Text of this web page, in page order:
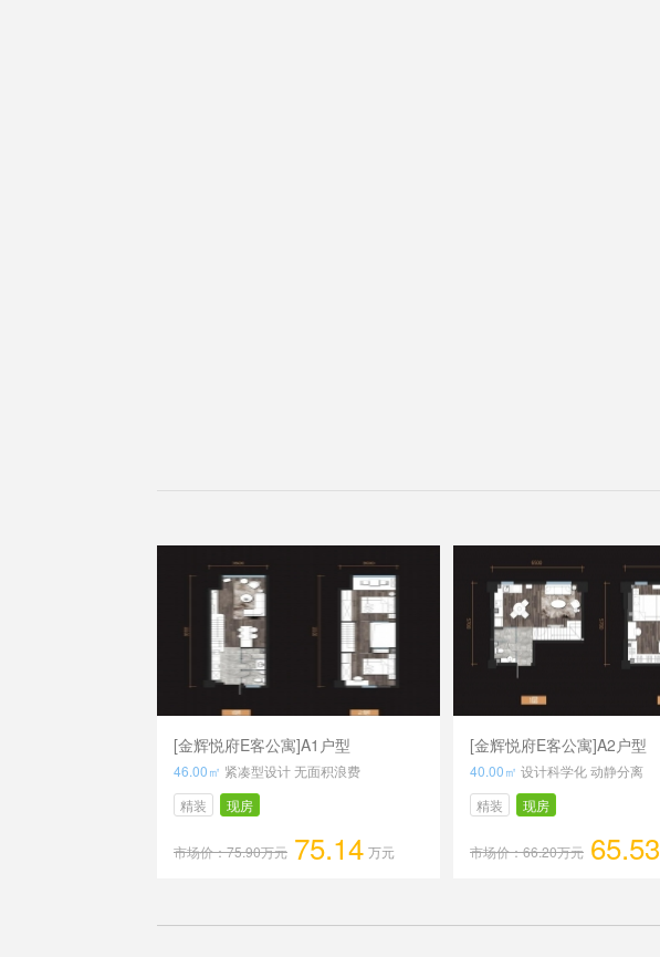
[金辉悦府E客公寓]A1户型
46.00㎡ 紧凑型设计 无面积浪费
精装
现房
市场价：75.90万元 75.14 万元
[金辉悦府E客公寓]A2户型
40.00㎡ 设计科学化 动静分离
精装
现房
市场价：66.20万元 65.53